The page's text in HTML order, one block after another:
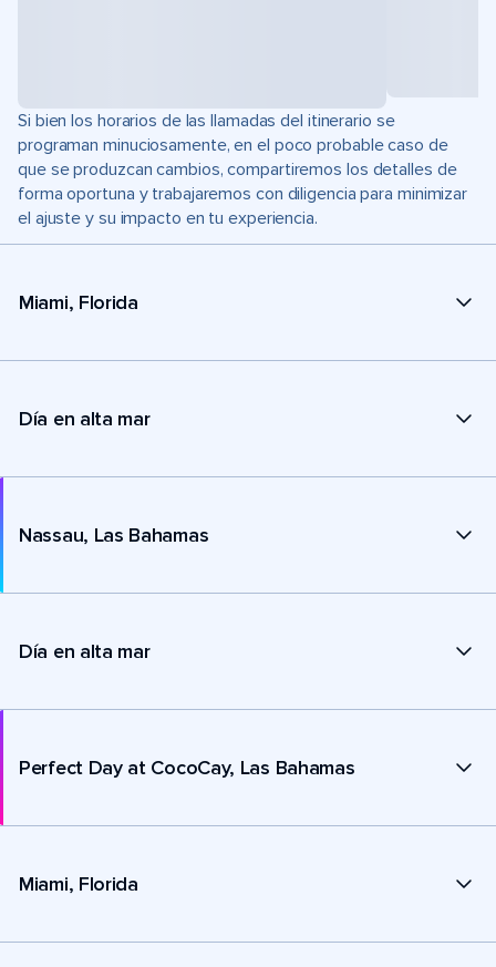
Si bien los horarios de las llamadas del itinerario se
programan minuciosamente, en el poco probable caso de
que se produzcan cambios, compartiremos los detalles de
forma oportuna y trabajaremos con diligencia para minimizar
el ajuste y su impacto en tu experiencia.
Miami, Florida
Día en alta mar
Nassau, Las Bahamas
Día en alta mar
Perfect Day at CocoCay, Las Bahamas
Miami, Florida